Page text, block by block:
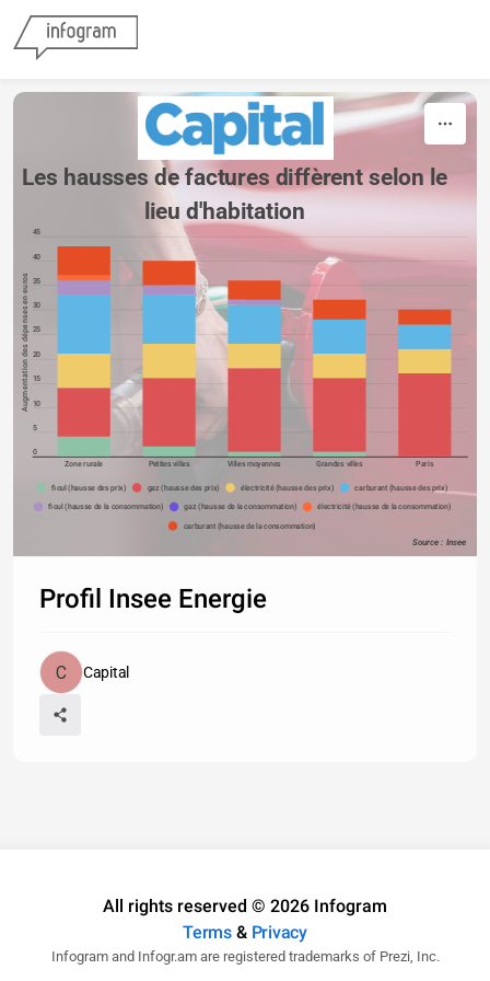
Les hausses de factures diffèrent selon le
                     lieu d'habitation
45
40
35
30
25
20
15
10
5
0
Zone rurale Petites villes Villes moyennes Grandes villes Paris
Augmentation des dépenses en euros
fioul (hausse des prix) gaz (hausse des prix) électricité (hausse des prix) carburant (hausse des prix)
fioul (hausse de la consommation) gaz (hausse de la consommation) électricité (hausse de la consommation)
carburant (hausse de la consommation)
Source : Insee
Profil Insee Energie
Capital
All rights reserved © 2026 Infogram
Terms& Privacy
Infogram and Infogr.am are registered trademarks of Prezi, Inc.